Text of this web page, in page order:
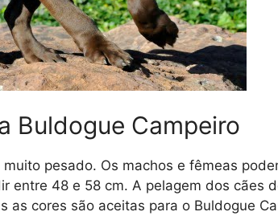
Buldogue Campeiro
pesado. Os machos e fêmeas
entre 48 e 58 cm. A pelagem dos cães
as cores são aceitas para o Buldogue